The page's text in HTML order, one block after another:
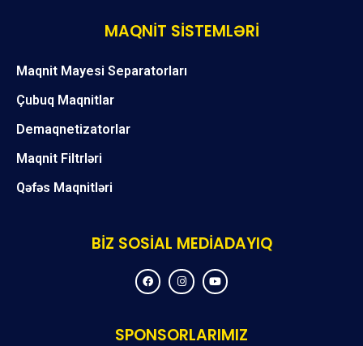
MAQNİT SİSTEMLƏRİ
Maqnit Mayesi Separatorları
Çubuq Maqnitlar
Demaqnetizatorlar
Maqnit Filtrləri
Qəfəs Maqnitləri
BİZ SOSİAL MEDİADAYIQ
F
a
c
o
o
I
n
s
g
r
Y
o
u
b
e
SPONSORLARIMIZ